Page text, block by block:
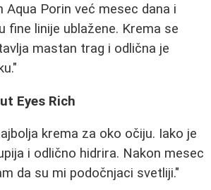
Aqua Porin već mesec dana i
fine linije ublažene. Krema se
mastan trag i odlična je
Eyes Rich
krema za oko očiju. Iako je
i odlično hidrira. Nakon mesec
da su mi podočnjaci svetliji."